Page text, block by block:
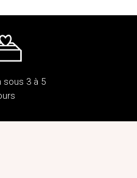
sous 3 à 5